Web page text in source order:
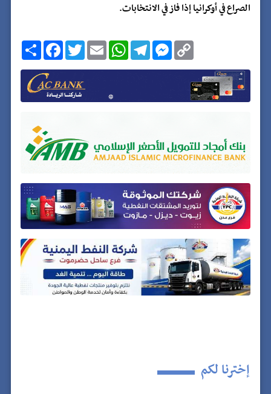
الصراع في أوكرانيا إذا فاز في الانتخابات.
ا
ن
ش
ر
F
a
c
e
b
o
o
T
w
i
t
t
e
r
E
m
a
i
W
h
a
t
p
T
e
l
e
a
M
e
s
s
g
C
o
p
y
L
i
n
إخترنا لكم